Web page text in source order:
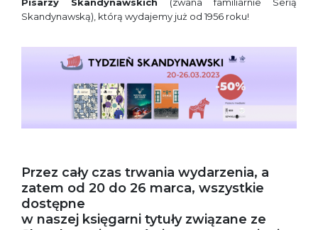
Skandynawską), którą wydajemy już od 1956 roku!
Przez cały czas trwania wydarzenia, a
zatem od 20 do 26 marca, wszystkie
dostępne
w naszej księgarni tytuły związane ze